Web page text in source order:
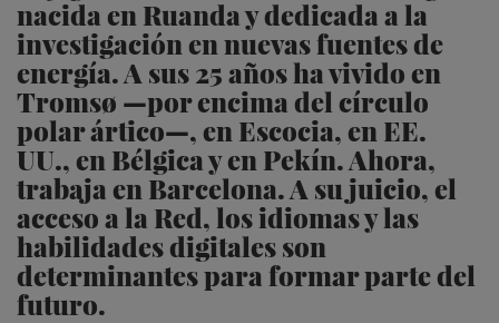
nacida en Ruanda y dedicada a la
investigación en nuevas fuentes de
energía. A sus 25 años ha vivido en
Tromsø —por encima del círculo
polar ártico—, en Escocia, en EE.
UU., en Bélgica y en Pekín. Ahora,
trabaja en Barcelona. A su juicio, el
acceso a la Red, los idiomas y las
habilidades digitales son
determinantes para formar parte del
futuro.